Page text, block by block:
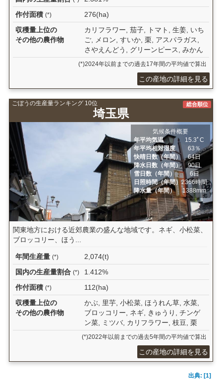
作付面積 (*)
276(ha)
収穫量上位の
その他の農作物
カリフラワー, 茄子, トマト, 生姜, いち
ご, メロン, すいか, 栗, アスパラガス,
さやえんどう, グリーンピース, みかん
(*)2024年以前までの過去17年間の平均値で算出
この産地の詳細を見る
ごぼうの生産量ランキング 10位
埼玉県
総合順位
気候条件概要
年平均気温
15.3ﾟC
年平均相対湿度
63％
快晴日数（年間）
64日
降水日数（年間）
90日
雪日数（年間）
6日
日照時間（年間）2366時間
降水量（年間）
1388mm
関東地方における近郊農業の盛んな地域です。ネギ、小松菜、
ブロッコリー、ほう...
年間生産量 (*)
2,074(t)
国内の生産量割合 (*)
1.412%
作付面積 (*)
112(ha)
収穫量上位の
その他の農作物
かぶ, 里芋, 小松菜, ほうれん草, 水菜,
ブロッコリー, ネギ, きゅうり, チンゲ
ン菜, ミツバ, カリフラワー, 枝豆, 栗
(*)2022年以前までの過去5年間の平均値で算出
この産地の詳細を見る
出典: [1]